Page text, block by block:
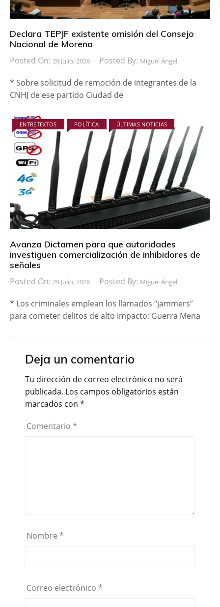
Declara TEPJF existente omisión del Consejo
Nacional de Morena
Posted On: 29 Julio, 2026 Posted By: Miguel Ángel
* Sobre solicitud de remoción de integrantes de la
CNHJ de ese partido Ciudad de
ENTRETEXTOS POLÍTICA ÚLTIMAS NOTICIAS
Avanza Dictamen para que autoridades
investiguen comercialización de inhibidores de
señales
Posted On: 29 Julio, 2026 Posted By: Miguel Ángel
* Los criminales emplean los llamados “jammers”
para cometer delitos de alto impacto: Guerra Mena
Deja un comentario
Tu dirección de correo electrónico no será
publicada. Los campos obligatorios están
marcados con *
Comentario *
Nombre *
Correo electrónico *